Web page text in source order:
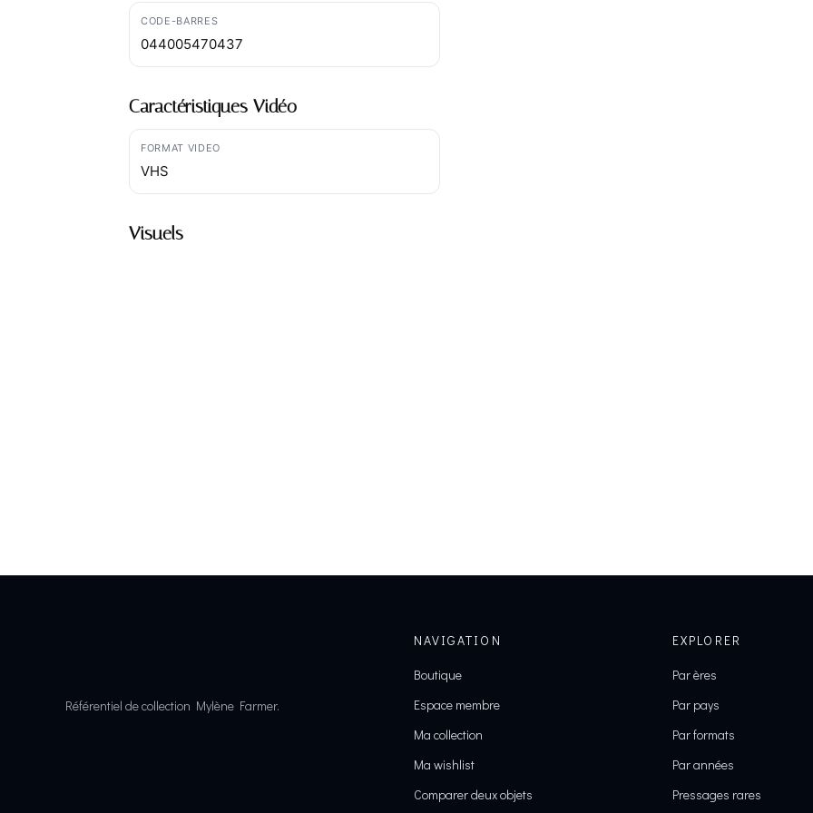
CODE-BARRES
044005470437
Caractéristiques Vidéo
FORMAT VIDEO
VHS
Visuels
Référentiel de collection Mylène Farmer.
NAVIGATION
Boutique
Espace membre
Ma collection
Ma wishlist
Comparer deux objets
EXPLORER
Par ères
Par pays
Par formats
Par années
Pressages rares